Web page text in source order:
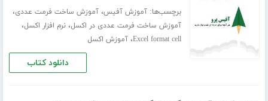
برچسب‌ها:آموزش آفیس،آموزش ساخت فرمت عددی،
آموزش ساخت فرمت عددی در اکسل،نرم افزار اکسل،
Excel format cell،آموزش اکسل
دانلود کتاب